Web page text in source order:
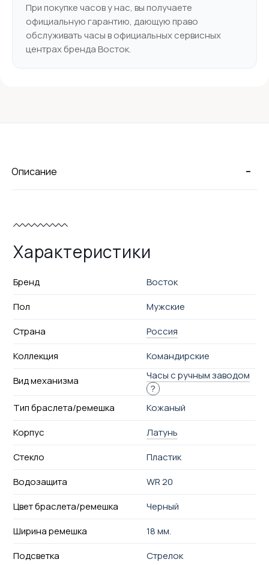
При покупке часов у нас, вы получаете
официальную гарантию, дающую право
обслуживать часы в официальных сервисных
центрах бренда Восток.
-
Описание
Характеристики
Бренд
Восток
Пол
Мужские
Страна
Россия
Коллекция
Командирские
Вид механизма
Часы с ручным заводом
?
Тип браслета/ремешка
Кожаный
Корпус
Латунь
Стекло
Пластик
Водозащита
WR 20
Цвет браслета/ремешка
Черный
Ширина ремешка
18 мм.
Подсветка
Стрелок